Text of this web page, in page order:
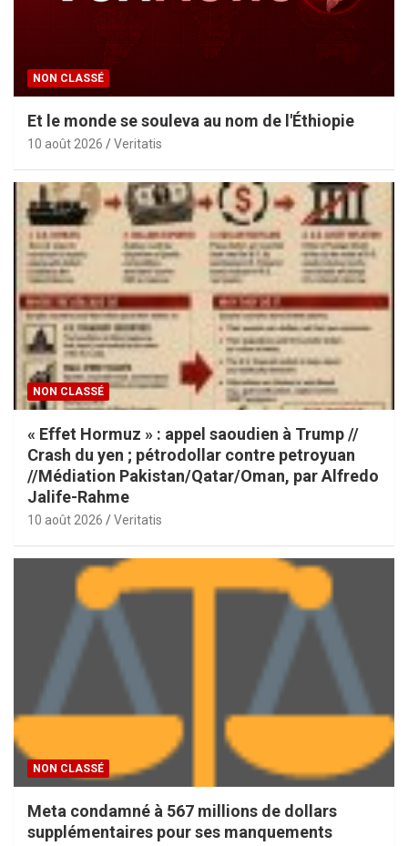
NON CLASSÉ
Et le monde se souleva au nom de l'Éthiopie
10 août 2026 Veritatis
NON CLASSÉ
« Effet Hormuz » : appel saoudien à Trump //
Crash du yen ; pétrodollar contre petroyuan
//Médiation Pakistan/Qatar/Oman, par Alfredo
Jalife-Rahme
10 août 2026 Veritatis
NON CLASSÉ
Meta condamné à 567 millions de dollars
supplémentaires pour ses manquements